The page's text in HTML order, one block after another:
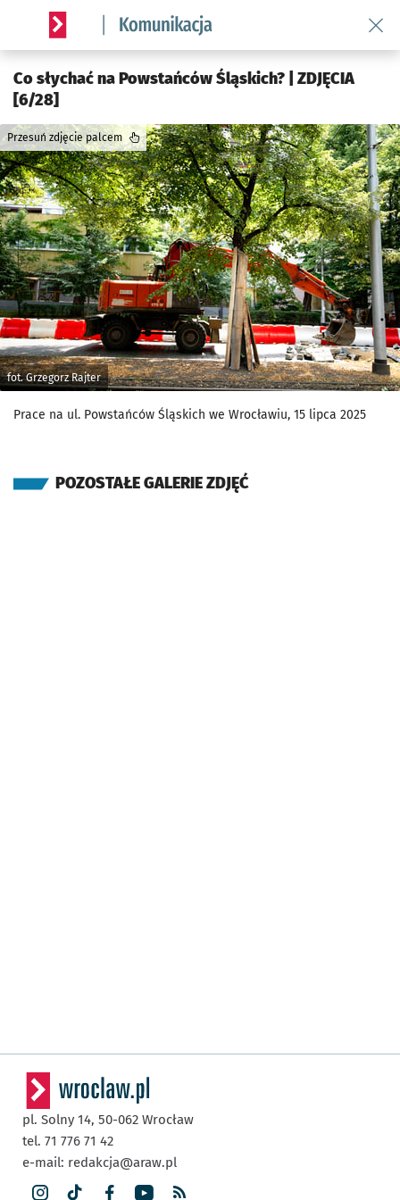
Serwis informacyjny wroclaw.pl podserwis: Komunikacja
Co słychać na Powstańców Śląskich? | ZDJĘCIA
[6/28]
fot. Grzegorz Rajter
Przesuń zdjęcie palcem
Prace na ul. Powstańców Śląskich we Wrocławiu, 15 lipca 2025
POZOSTAŁE GALERIE ZDJĘĆ
pl. Solny 14, 50-062 Wrocław
tel. 71 776 71 42
e-mail: redakcja@araw.pl